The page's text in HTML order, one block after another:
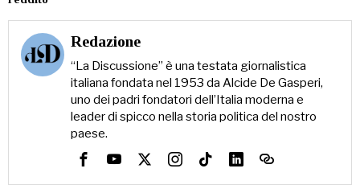
Redazione
“La Discussione” è una testata giornalistica
italiana fondata nel 1953 da Alcide De Gasperi,
uno dei padri fondatori dell’Italia moderna e
leader di spicco nella storia politica del nostro
paese.